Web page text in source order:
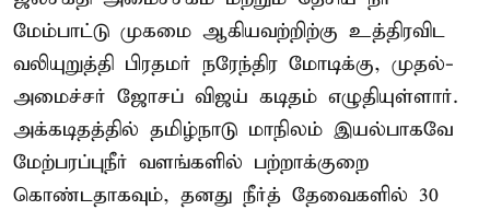
மேம்பாட்டு முகமை ஆகியவற்றிற்கு உத்திரவிட
வலியுறுத்தி பிரதமர் நரேந்திர மோடிக்கு, முதல்-
அமைச்சர் ஜோசப் விஜய் கடிதம் எழுதியுள்ளார்.
அக்கடிதத்தில் தமிழ்நாடு மாநிலம் இயல்பாகவே
மேற்பரப்புநீர் வளங்களில் பற்றாக்குறை
கொண்டதாகவும், தனது நீர்த் தேவைகளில் 30